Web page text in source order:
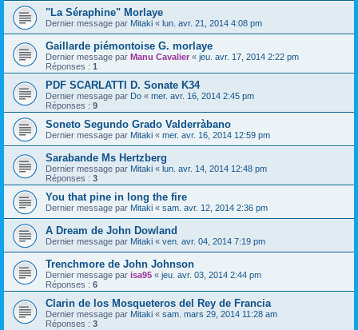
"La Séraphine" Morlaye
Dernier message par Mitaki « lun. avr. 21, 2014 4:08 pm
Gaillarde piémontoise G. morlaye
Dernier message par Manu Cavalier « jeu. avr. 17, 2014 2:22 pm
Réponses : 1
PDF SCARLATTI D. Sonate K34
Dernier message par Do « mer. avr. 16, 2014 2:45 pm
Réponses : 9
Soneto Segundo Grado Valderràbano
Dernier message par Mitaki « mer. avr. 16, 2014 12:59 pm
Sarabande Ms Hertzberg
Dernier message par Mitaki « lun. avr. 14, 2014 12:48 pm
Réponses : 3
You that pine in long the fire
Dernier message par Mitaki « sam. avr. 12, 2014 2:36 pm
A Dream de John Dowland
Dernier message par Mitaki « ven. avr. 04, 2014 7:19 pm
Trenchmore de John Johnson
Dernier message par isa95 « jeu. avr. 03, 2014 2:44 pm
Réponses : 6
Clarin de los Mosqueteros del Rey de Francia
Dernier message par Mitaki « sam. mars 29, 2014 11:28 am
Réponses : 3